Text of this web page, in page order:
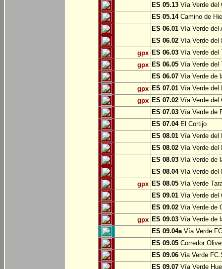
ES 05.13 Vía Verde del
ES 05.14Camino de
ES 06.01 Vía Verde del
ES 06.02 Vía Verde del
gpx ES 06.03 Vía Verde del
gpx ES 06.05 Vía Verde del
ES 06.07 Vìa Verde de
gpx ES 07.01 Vía Verde del
gpx ES 07.02 Vía Verde del
ES 07.03 Vía Verde de
ES 07.04El Cortijo
ES 08.01 Vía Verde del
ES 08.02 Vía Verde del
ES 08.03 Vía Verde de
ES 08.04Vía Verde del
gpx ES 08.05 Vía Verde
ES 09.01 Vía Verde del
ES 09.02 Vía Verde de
gpx ES 09.03 Vía Verde de
ES 09.04aVía Verde
ES 09.05 Corredor
ES 09.06 Via Verde
ES 09.07 Vía Verde